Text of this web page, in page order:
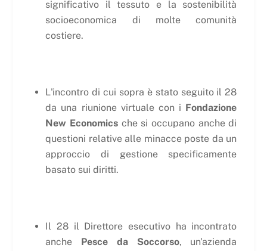
significativo il tessuto e la sostenibilità
socioeconomica di molte comunità
costiere.
L'incontro di cui sopra è stato seguito il 28
da una riunione virtuale con i Fondazione
New Economicsche si occupano anche di
questioni relative alle minacce poste da un
approccio di gestione specificamente
basato sui diritti.
Il 28 il Direttore esecutivo ha incontrato
anche Pesce da Soccorso, un'azienda